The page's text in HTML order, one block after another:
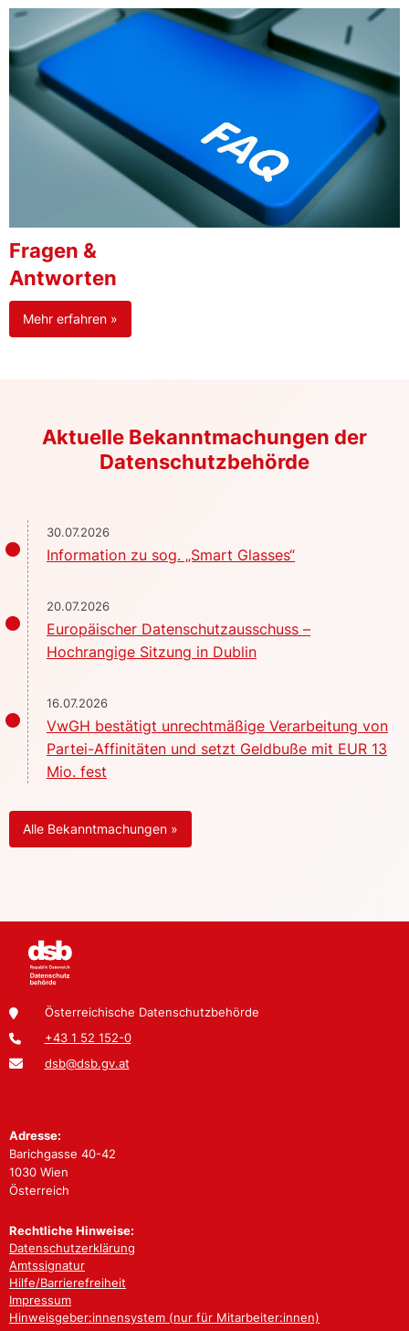
Fragen &
Antworten
Mehr erfahren »
Aktuelle Bekanntmachungen der
Datenschutzbehörde
30.07.2026
Information zu sog. „Smart Glasses“
20.07.2026
Europäischer Datenschutzausschuss –
Hochrangige Sitzung in Dublin
16.07.2026
VwGH bestätigt unrechtmäßige Verarbeitung von
Partei-Affinitäten und setzt Geldbuße mit EUR 13
Mio. fest
Alle Bekanntmachungen »
Österreichische Datenschutzbehörde
+43 1 52 152-0
dsb@dsb.gv.at
Adresse:
Barichgasse 40-42
1030 Wien
Österreich
Rechtliche Hinweise:
Datenschutzerklärung
Amtssignatur
Hilfe/Barrierefreiheit
Impressum
Hinweisgeber:innensystem (nur für Mitarbeiter:innen)